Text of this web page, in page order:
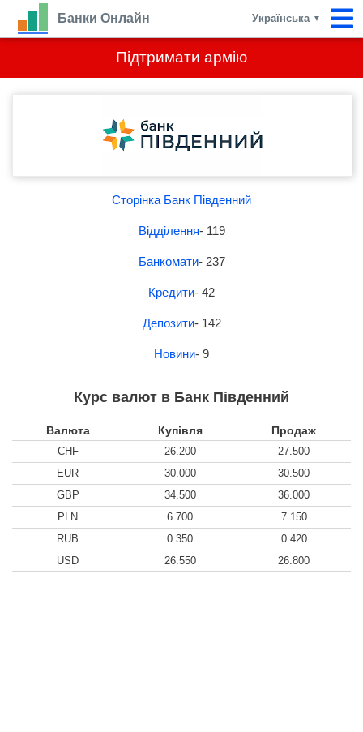
Підтримати армію
Банки Онлайн Українська ▼
Сторінка Банк Південний
Відділення- 119
Банкомати- 237
Кредити- 42
Депозити- 142
Новини- 9
Курс валют в Банк Південний
Валюта Купівля Продаж
CHF 26.200
27.500
EUR
30.000
30.500
GBP
34.500
36.000
PLN
6.700
7.150
RUB
0.350
0.420
USD
26.550 26.800